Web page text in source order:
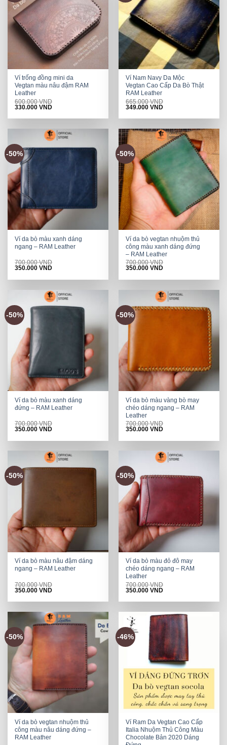
Ví trống đồng mini da
Vegtan màu nâu đậm RAM
Leather
600.000VND
Original
was:
330.000VNDCurrent
is:
Ví Nam Navy Da Mộc
Vegtan Cao Cấp Da Bò Thật
RAM Leather
665.000VND
Original
was:
349.000VNDCurrent
is:
-50%
Ví da bò màu xanh dáng
ngang – RAM Leather
700.000VND
Original
was:
350.000VNDCurrent
is:
-50%
Ví da bò vegtan nhuộm thủ
công màu xanh dáng đứng
– RAM Leather
700.000VND
Original
was:
350.000VNDCurrent
is:
-50%
Ví da bò màu xanh dáng
đứng – RAM Leather
700.000VND
Original
was:
350.000VNDCurrent
is:
-50%
Ví da bò màu vàng bò may
chéo dáng ngang – RAM
Leather
700.000VND
Original
was:
350.000VNDCurrent
is:
-50%
Ví da bò màu nâu đậm dáng
ngang – RAM Leather
700.000VND
Original
was:
350.000VNDCurrent
is:
-50%
Ví da bò màu đỏ đô may
chéo dáng ngang – RAM
Leather
700.000VND
Original
was:
350.000VNDCurrent
is:
-50%
Ví da bò vegtan nhuộm thủ
công màu nâu dáng đứng –
RAM Leather
-46%
Ví Ram Da Vegtan Cao Cấp
Italia Nhuộm Thủ Công Màu
Chocolate Bản 2020 Dáng